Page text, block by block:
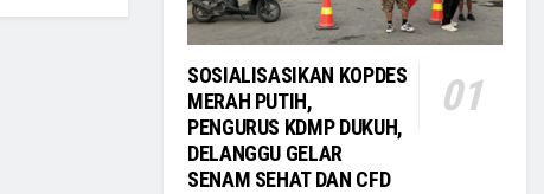
SOSIALISASIKAN KOPDES
MERAH PUTIH,
PENGURUS KDMP DUKUH,
DELANGGU GELAR
SENAM SEHAT DAN CFD